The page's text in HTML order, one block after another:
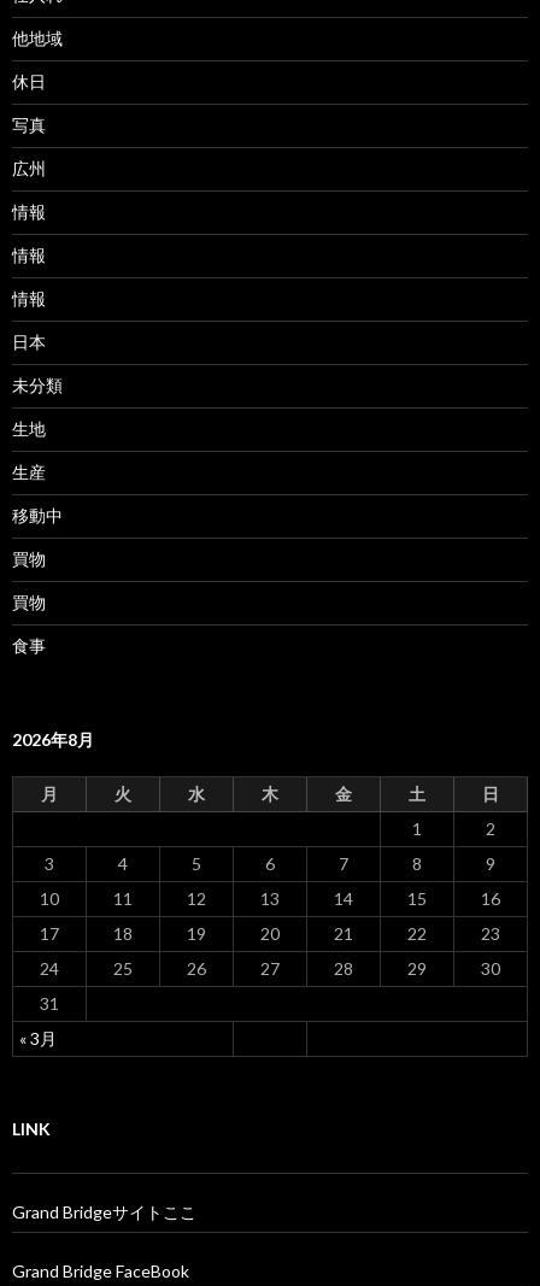
他地域
休日
写真
広州
情報
情報
情報
日本
未分類
生地
生産
移動中
買物
買物
食事
2026年8月
月 火 水 木 金 土 日
« 3月
1
2
3
4 5 6 7 8
9
10
11 12 13 14 15
16
17
18 19 20 21 22
23
24
25 26 27 28 29
30
31
LINK
Grand Bridgeサイトここ
Grand Bridge FaceBook